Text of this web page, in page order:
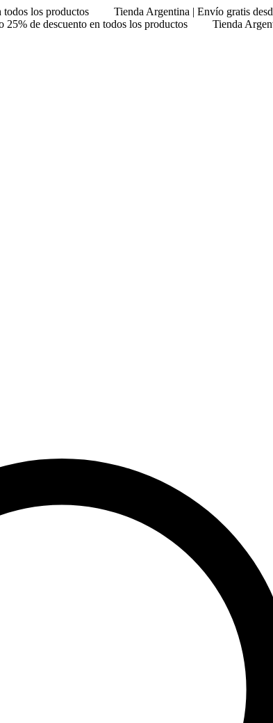
los productos Tienda Argentina | Envío gratis
25% de descuento en todos los productos Tienda